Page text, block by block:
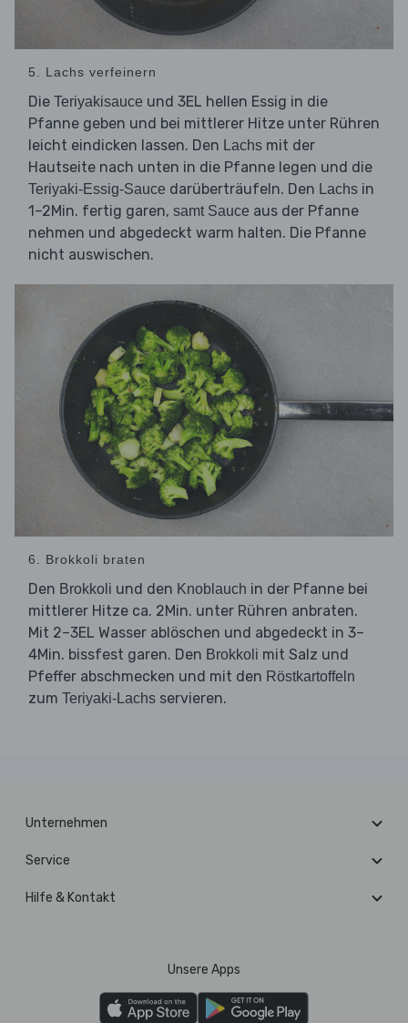
5. Lachs verfeinern
Die Teriyakisauce und 3EL hellen Essig in die
Pfanne geben und bei mittlerer Hitze unter Rühren
leicht eindicken lassen. Den Lachs mit der
Hautseite nach unten in die Pfanne legen und die
Teriyaki-Essig-Sauce darüberträufeln. Den Lachs in
1–2Min. fertig garen, samt Sauce aus der Pfanne
nehmen und abgedeckt warm halten. Die Pfanne
nicht auswischen.
6. Brokkoli braten
Den Brokkoli und den Knoblauch in der Pfanne bei
mittlerer Hitze ca. 2Min. unter Rühren anbraten.
Mit 2–3EL Wasser ablöschen und abgedeckt in 3–
4Min. bissfest garen. Den Brokkoli mit Salz und
Pfeffer abschmecken und mit den Röstkartoffeln
zum Teriyaki-Lachs servieren.
Unternehmen
Service
Hilfe & Kontakt
Unsere Apps